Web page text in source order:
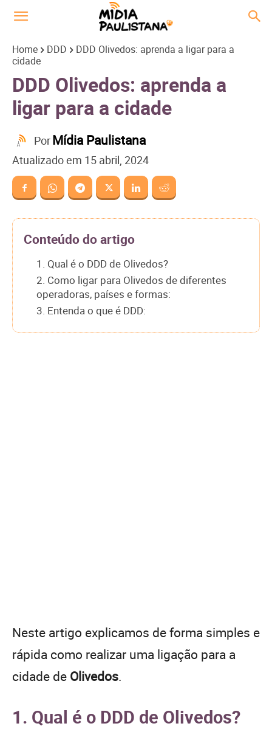
Home DDD
DDD Olivedos: aprenda a ligar para a
cidade
DDD Olivedos: aprenda a
ligar para a cidade
PorMídia Paulistana
Atualizado em 15 abril, 2024
Conteúdo do artigo
1. Qual é o DDD de Olivedos?
2. Como ligar para Olivedos de diferentes
operadoras, países e formas:
3. Entenda o que é DDD:
Neste artigo explicamos de forma simples e
rápida como realizar uma ligação para a
cidade de Olivedos.
1. Qual é o DDD de Olivedos?